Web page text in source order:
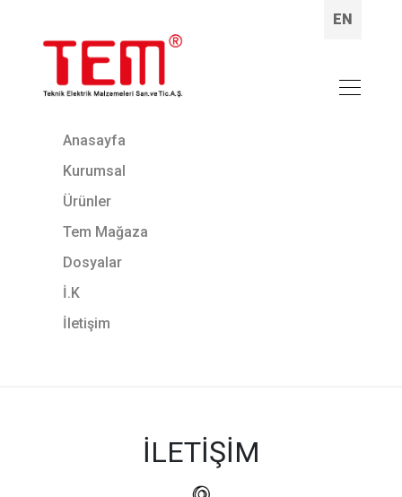
EN
Anasayfa
Kurumsal
Ürünler
Tem Mağaza
Dosyalar
İ.K
İletişim
İLETİŞİM